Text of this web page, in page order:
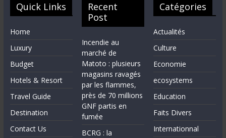
Quick Links
Home
Luxury
Budget
Hotels & Resort
Travel Guide
Destination
Contact Us
Recent
Post
Incendie au
marché de
Matoto : plusieurs
magasins ravagés
par les flammes,
près de 70 millions
GNF partis en
fumée
BCRG : la
Catégories
Actualités
Culture
Economie
ecosystems
Education
Faits Divers
Internationnal